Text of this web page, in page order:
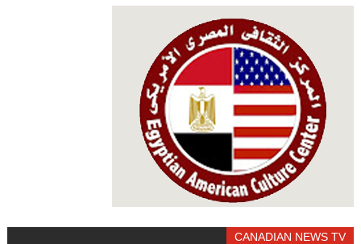
CANADIAN NEWS TV